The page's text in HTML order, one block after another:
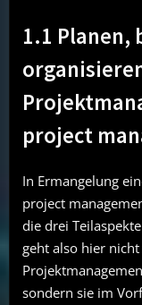
1.1 Planen,
project
In Ermangelung
project
die drei
geht also hier
sondern sie im